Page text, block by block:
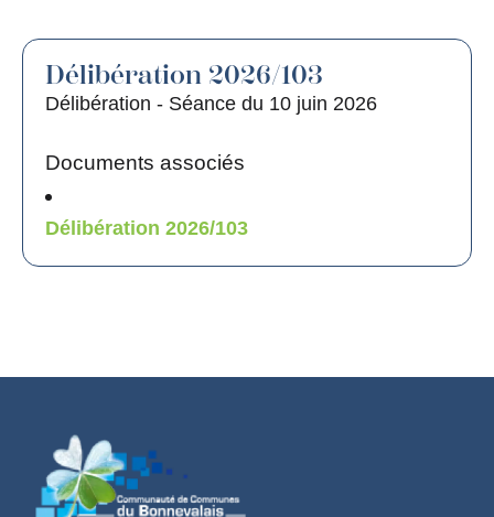
Délibération 2026/103
Délibération - Séance du 10 juin 2026
Documents associés
Délibération 2026/103